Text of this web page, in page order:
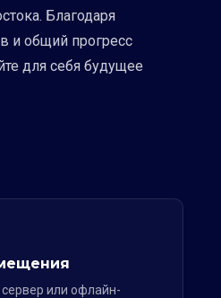
Благодаря
и общий прогресс
для себя будущее
или офлайн-